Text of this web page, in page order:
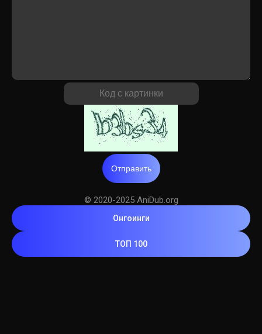
Отправить
© 2020-2025 AniDub.org
Онгоинги
ТОП 100